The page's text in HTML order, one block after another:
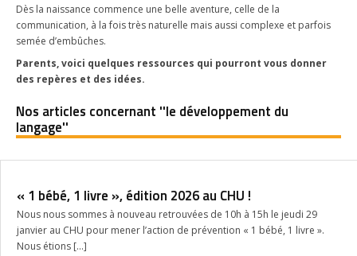
Dès la naissance commence une belle aventure, celle de la
communication, à la fois très naturelle mais aussi complexe et parfois
semée d’embûches.
Parents, voici quelques ressources qui pourront vous donner
des repères et des idées.
Nos articles concernant ''le développement du
langage''
« 1 bébé, 1 livre », édition 2026 au CHU !
Nous nous sommes à nouveau retrouvées de 10h à 15h le jeudi 29
janvier au CHU pour mener l’action de prévention « 1 bébé, 1 livre ».
Nous étions […]